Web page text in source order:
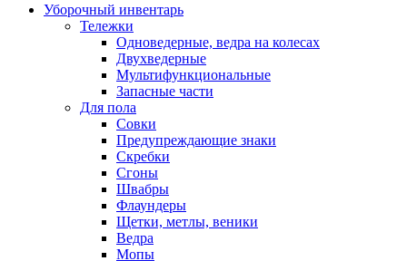
Уборочный инвентарь
Тележки
Одноведерные, ведра на колесах
Двухведерные
Мультифункциональные
Запасные части
Для пола
Совки
Предупреждающие знаки
Скребки
Сгоны
Швабры
Флаундеры
Щетки, метлы, веники
Ведра
Мопы